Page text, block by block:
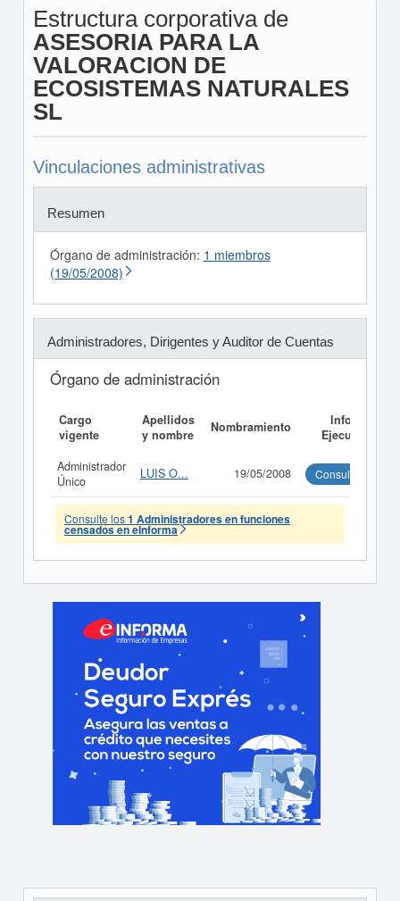
Estructura corporativa de
ASESORIA PARA LA
VALORACION DE
ECOSISTEMAS NATURALES
SL
Vinculaciones administrativas
Resumen
Órgano de administración: 1 miembros
(19/05/2008)
Administradores, Dirigentes y Auditor de Cuentas
Órgano de administración
Cargo
vigente
Apellidos
y nombre
Nombramiento
Informe
Ejecutivo
Administrador
Único
LUIS O... 19/05/2008 Consultar
Consulte los1 Administradores en funciones
censados en eInforma